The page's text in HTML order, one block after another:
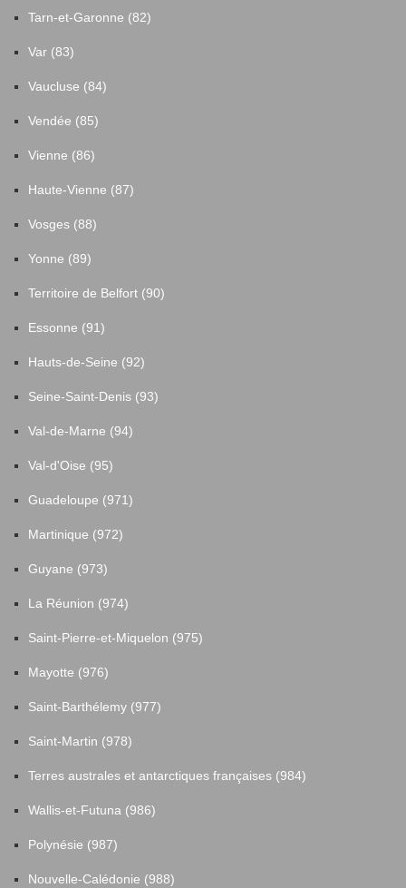
Tarn-et-Garonne (82)
Var (83)
Vaucluse (84)
Vendée (85)
Vienne (86)
Haute-Vienne (87)
Vosges (88)
Yonne (89)
Territoire de Belfort (90)
Essonne (91)
Hauts-de-Seine (92)
Seine-Saint-Denis (93)
Val-de-Marne (94)
Val-d'Oise (95)
Guadeloupe (971)
Martinique (972)
Guyane (973)
La Réunion (974)
Saint-Pierre-et-Miquelon (975)
Mayotte (976)
Saint-Barthélemy (977)
Saint-Martin (978)
Terres australes et antarctiques françaises (984)
Wallis-et-Futuna (986)
Polynésie (987)
Nouvelle-Calédonie (988)